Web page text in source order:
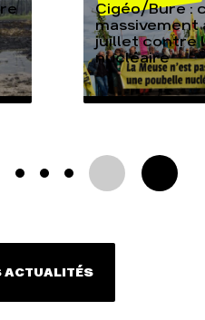
Cigéo/Bure :
massivement
juillet contre
nucléaire
ACTUALITÉS